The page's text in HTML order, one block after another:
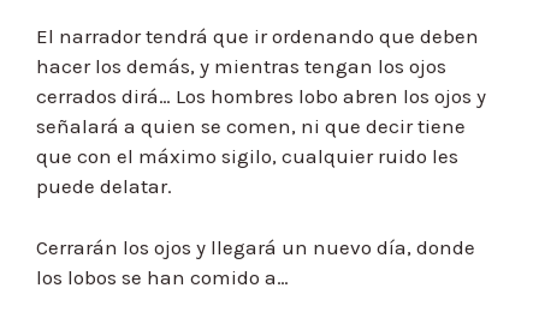
El narrador tendrá que ir ordenando que deben
hacer los demás, y mientras tengan los ojos
cerrados dirá… Los hombres lobo abren los ojos y
señalará a quien se comen, ni que decir tiene
que con el máximo sigilo, cualquier ruido les
puede delatar.
Cerrarán los ojos y llegará un nuevo día, donde
los lobos se han comido a…